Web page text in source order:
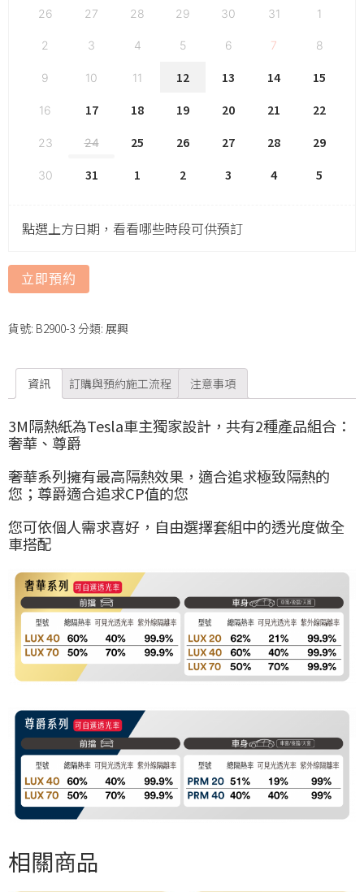
26 27 28 29 30 31 1
2 3 4 5 6 7 8
9 10 11 12 13 14 15
16 17 18 19 20 21 22
23 24 25 26 27 28 29
30 31 1 2 3 4 5
點選上方日期，看看哪些時段可供預訂
立即預約
貨號: B2900-3 分類: 展興
資訊 訂購與預約施工流程 注意事項
3M隔熱紙為Tesla車主獨家設計，共有2種產品組合：
奢華、尊爵
奢華系列擁有最高隔熱效果，適合追求極致隔熱的
您；尊爵適合追求CP值的您
您可依個人需求喜好，自由選擇套組中的透光度做全
車搭配
相關商品